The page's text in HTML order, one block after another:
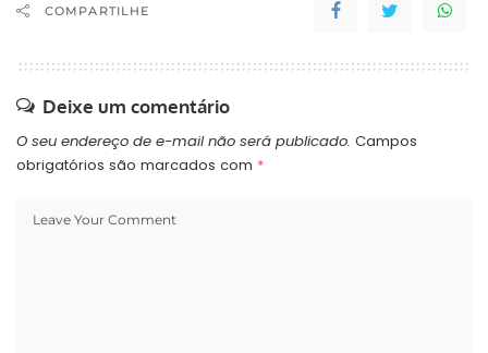
COMPARTILHE
Deixe um comentário
O seu endereço de e-mail não será publicado. Campos
obrigatórios são marcados com *